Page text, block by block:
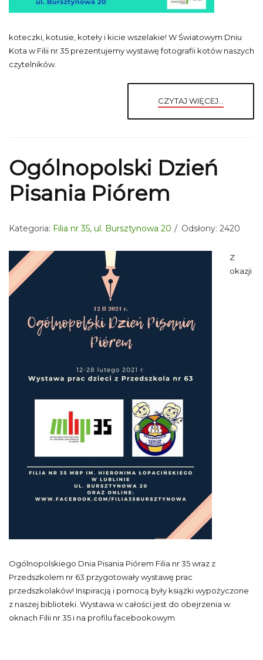
koteczki, kotusie, koteły i kicie wszelakie! W Światowym Dniu
Kota w Filii nr 35 prezentujemy wystawę fotografii kotów naszych
czytelników.
CZYTAJ WIĘCEJ...
Ogólnopolski Dzień
Pisania Piórem
Kategoria: Filia nr 35, ul. Bursztynowa 20 Odsłony: 2420
Z
okazji
Ogólnopolskiego Dnia Pisania Piórem Filia nr 35 wraz z
Przedszkolem nr 63 przygotowały wystawę prac
przedszkolaków! Inspiracją i pomocą były książki wypożyczone
z naszej biblioteki. Wystawa w całości jest do obejrzenia w
oknach Filii nr 35 i na profilu facebookowym.